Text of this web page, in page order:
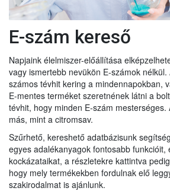
E-szám kereső
Napjaink élelmiszer-előállítása
vagy ismertebb nevükön E-számok
számos tévhit kering a mindennapokban,
E-mentes terméket szeretnének látni a
tévhit, hogy minden E-szám mesterséges.
más, mint a citromsav.
Szűrhető, kereshető adatbázisunk
egyes adalékanyagok fontosabb funkcióit,
kockázataikat, a részletekre kattintva
hogy mely termékekben fordulnak elő
szakirodalmat is ajánlunk.